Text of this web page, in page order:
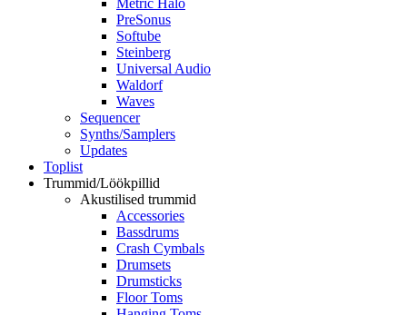
Metric Halo
PreSonus
Softube
Steinberg
Universal Audio
Waldorf
Waves
Sequencer
Synths/Samplers
Updates
Toplist
Trummid/Löökpillid
Akustilised trummid
Accessories
Bassdrums
Crash Cymbals
Drumsets
Drumsticks
Floor Toms